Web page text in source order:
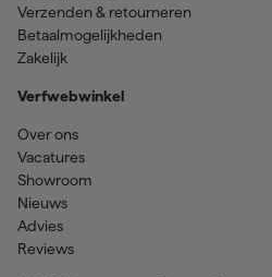
Verzenden & retourneren
Betaalmogelijkheden
Zakelijk
Verfwebwinkel
Over ons
Vacatures
Showroom
Nieuws
Advies
Reviews